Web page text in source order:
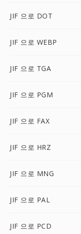
JIF 으로 DOT
JIF 으로 WEBP
JIF 으로 TGA
JIF 으로 PGM
JIF 으로 FAX
JIF 으로 HRZ
JIF 으로 MNG
JIF 으로 PAL
JIF 으로 PCD